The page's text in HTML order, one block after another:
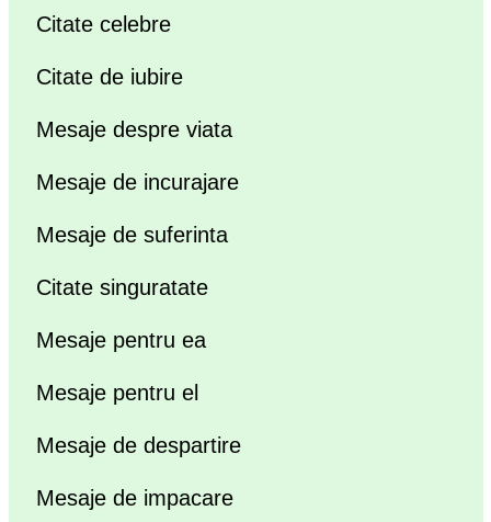
Citate celebre
Citate de iubire
Mesaje despre viata
Mesaje de incurajare
Mesaje de suferinta
Citate singuratate
Mesaje pentru ea
Mesaje pentru el
Mesaje de despartire
Mesaje de impacare